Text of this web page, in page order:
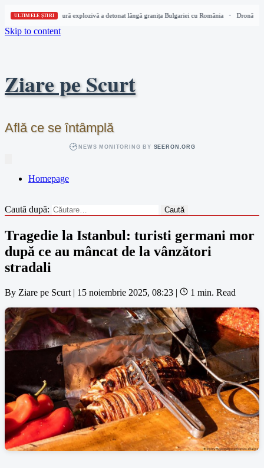
ULTIMELE ȘTIRI
Dronă cu încărcătură explozivă a detonat lângă granița Bulgariei cu România Dronă cu
Skip to content
Ziare pe Scurt
Află ce se întâmplă
NEWS MONITORING BY SEERON.ORG
Homepage
Caută după:
Tragedie la Istanbul: turisti germani mor
după ce au mâncat de la vânzători
stradali
By Ziare pe Scurt | 15 noiembrie 2025, 08:23 | 1 min. Read